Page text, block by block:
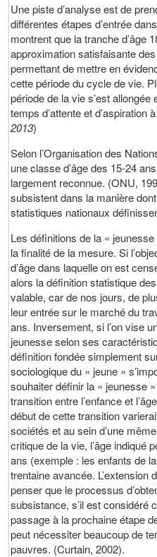
Une piste d’analyse est de
différentes étapes d’entrée
montrent que la tranche d’âge
approximation satisfaisante
permettant de mettre en
cette période du cycle de vie.
période de la vie s’est allongée
temps d’attente et d’aspiration
2013)
Selon l’Organisation des
une classe d’âge des 15-24
largement reconnue. (ONU,
subsistent dans la manière
statistiques nationaux
Les définitions de la «
la finalité de la mesure. Si
d’âge dans laquelle on est
alors la définition statistique
valable, car de nos jours, de
leur entrée sur le marché du
ans. Inversement, si l’on vise
jeunesse selon ses
définition fondée simplement
sociologique du « jeune »
souhaiter définir la « jeunesse
transition entre l’enfance et
début de cette transition
sociétés et au sein d’une
critique de la vie, l’âge indiqué
ans (exemple : les enfants de
trentaine avancée. L’extension
penser que le processus
subsistance, s’il est considéré
passage à la prochaine étape
peut nécessiter beaucoup de
pauvres. (Curtain, 2002).